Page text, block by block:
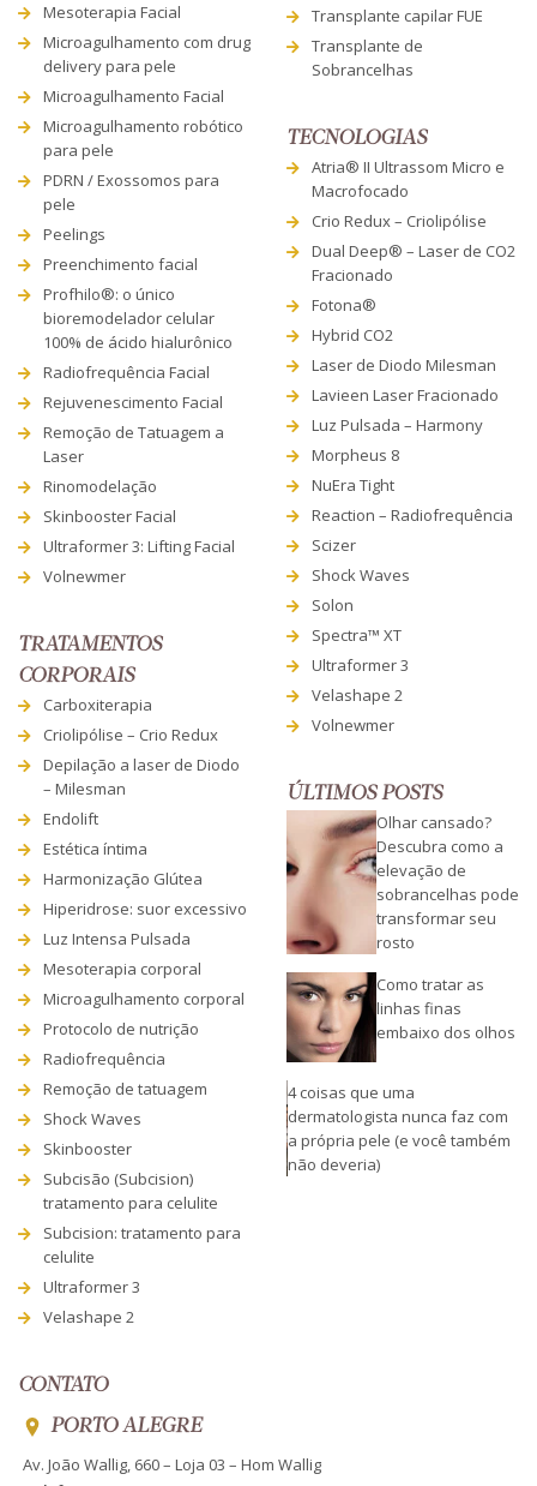
Mesoterapia Facial
Microagulhamento com drug
delivery para pele
Microagulhamento Facial
Microagulhamento robótico
para pele
PDRN / Exossomos para
pele
Peelings
Preenchimento facial
Profhilo®: o único
bioremodelador celular
100% de ácido hialurônico
Radiofrequência Facial
Rejuvenescimento Facial
Remoção de Tatuagem a
Laser
Rinomodelação
Skinbooster Facial
Ultraformer 3: Lifting Facial
Volnewmer
TRATAMENTOS
CORPORAIS
Carboxiterapia
Criolipólise – Crio Redux
Depilação a laser de Diodo
– Milesman
Endolift
Estética íntima
Harmonização Glútea
Hiperidrose: suor excessivo
Luz Intensa Pulsada
Mesoterapia corporal
Microagulhamento corporal
Protocolo de nutrição
Radiofrequência
Remoção de tatuagem
Shock Waves
Skinbooster
Subcisão (Subcision)
tratamento para celulite
Subcision: tratamento para
celulite
Ultraformer 3
Velashape 2
Transplante capilar FUE
Transplante de
Sobrancelhas
TECNOLOGIAS
Atria® II Ultrassom Micro e
Macrofocado
Crio Redux – Criolipólise
Dual Deep® – Laser de CO2
Fracionado
Fotona®
Hybrid CO2
Laser de Diodo Milesman
Lavieen Laser Fracionado
Luz Pulsada – Harmony
Morpheus 8
NuEra Tight
Reaction – Radiofrequência
Scizer
Shock Waves
Solon
Spectra™ XT
Ultraformer 3
Velashape 2
Volnewmer
ÚLTIMOS POSTS
Olhar cansado?
Descubra como a
elevação de
sobrancelhas pode
transformar seu
rosto
Como tratar as
linhas finas
embaixo dos olhos
4 coisas que uma
dermatologista nunca faz com
a própria pele (e você também
não deveria)
CONTATO
PORTO ALEGRE
Av. João Wallig, 660 – Loja 03 – Hom Wallig